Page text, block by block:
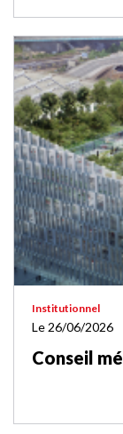
Institutionnel
Le 26/06/2026
Conseil